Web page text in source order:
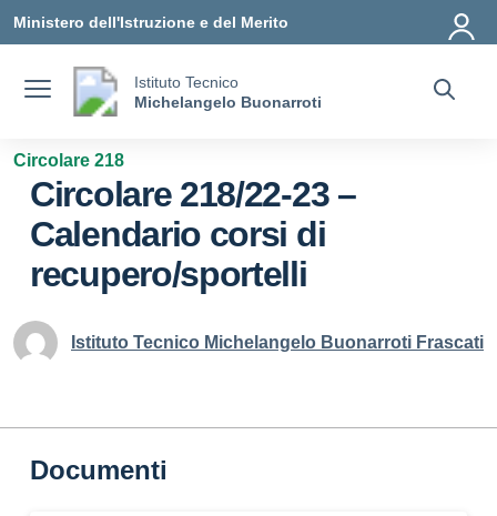
Ministero dell'Istruzione e del Merito
Istituto Tecnico
Michelangelo Buonarroti
Circolare 218
Circolare 218/22-23 –
Calendario corsi di
recupero/sportelli
Istituto Tecnico Michelangelo Buonarroti Frascati
Documenti